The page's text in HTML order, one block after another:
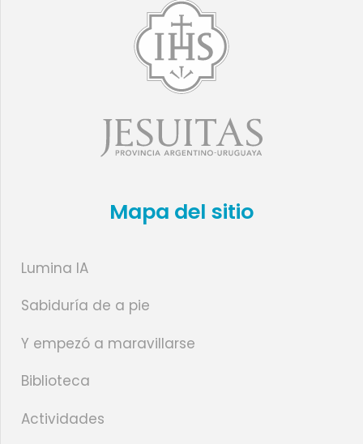
Mapa del sitio
Lumina IA
Sabiduría de a pie
Y empezó a maravillarse
Biblioteca
Actividades